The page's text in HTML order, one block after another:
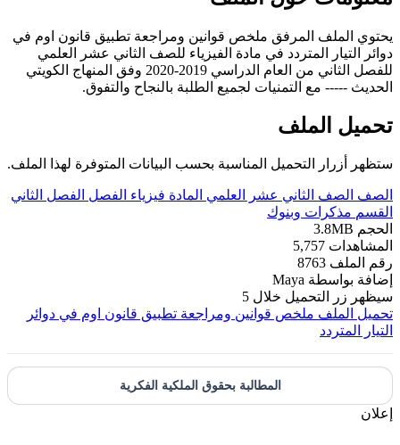
يحتوي الملف المرفق ملخص قوانين ومراجعة تطبيق قانون اوم في
دوائر التيار المتردد في مادة الفيزياء للصف الثاني عشر العلمي
للفصل الثاني من العام الدراسي 2019-2020 وفق المنهاج الكويتي
الحديث ----- مع التمنيات لجميع الطلبة بالنجاح والتفوق.
تحميل الملف
ستظهر أزرار التحميل المناسبة بحسب البيانات المتوفرة لهذا الملف.
الصف الصف الثاني عشر العلمي المادة فيزياء الفصل
الفصل الثاني
القسم مذكرات وبنوك
الحجم 3.8MB
المشاهدات 5,757
رقم الملف 8763
إضافة بواسطة Maya
سيظهر زر التحميل خلال 5
تحميل الملف ملخص قوانين ومراجعة تطبيق قانون اوم في دوائر
التيار المتردد
المطالبة بحقوق الملكية الفكرية
إعلان